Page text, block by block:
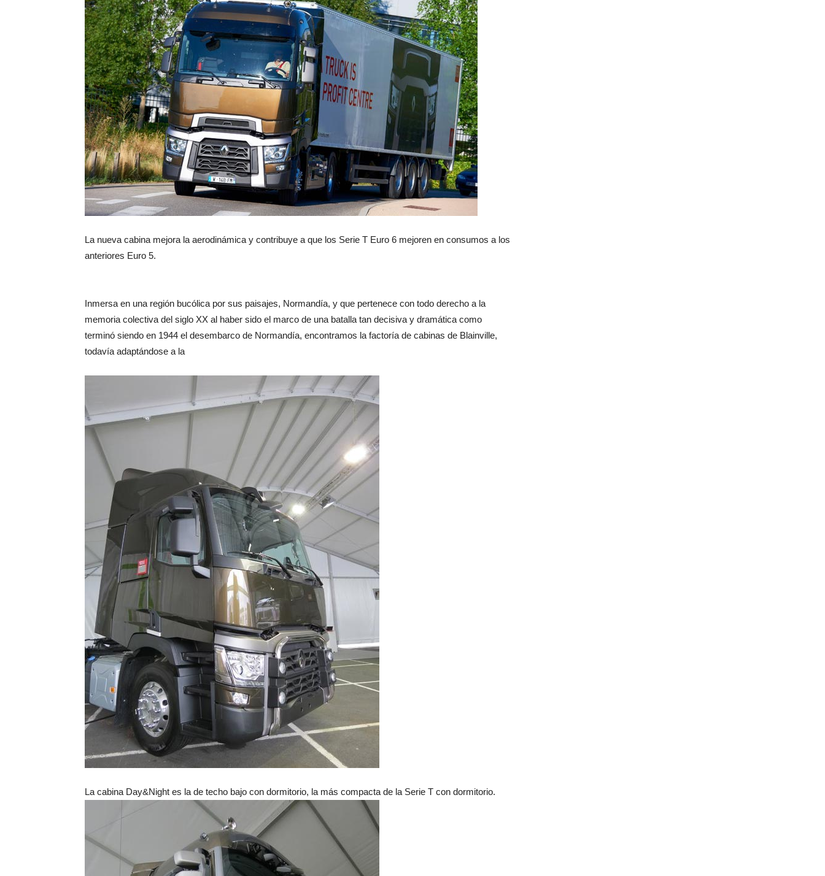
La nueva cabina mejora la aerodinámica y contribuye a que los Serie T Euro 6 mejoren en consumos a los
anteriores Euro 5.
Inmersa en una región bucólica por sus paisajes, Normandía, y que pertenece con todo derecho a la
memoria colectiva del siglo XX al haber sido el marco de una batalla tan decisiva y dramática como
terminó siendo en 1944 el desembarco de Normandía, encontramos la factoría de cabinas de Blainville,
todavía adaptándose a la
La cabina Day&Night es la de techo bajo con dormitorio, la más compacta de la Serie T con dormitorio.